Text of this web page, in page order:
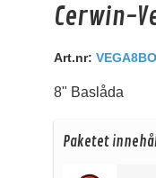
Cerwin-
Art.nr:
8" Baslåda
Paketet